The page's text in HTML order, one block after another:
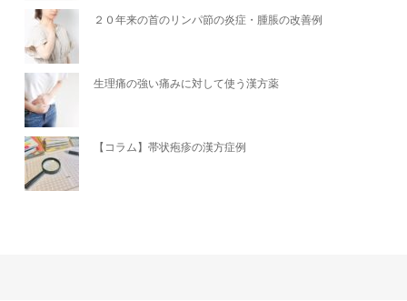
２０年来の首のリンパ節の炎症・腫脹の改善例
生理痛の強い痛みに対して使う漢方薬
【コラム】帯状疱疹の漢方症例